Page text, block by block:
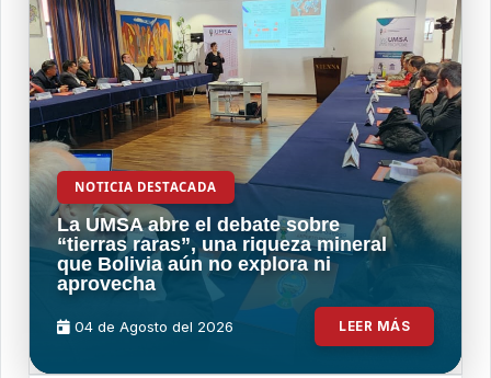
NOTICIA DESTACADA
La UMSA abre el debate sobre
“tierras raras”, una riqueza mineral
que Bolivia aún no explora ni
aprovecha
04 de Agosto del 2026 LEER MÁS